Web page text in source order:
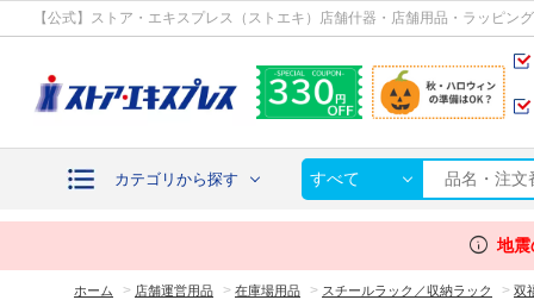
【公式】ストア・エキスプレス（ストエキ）店舗什器・店舗用品・ラッピン
カテゴリから探す すべて
info 地
ホーム > 店舗運営用品 > 在庫場用品 > スチールラック／収納ラック > 双